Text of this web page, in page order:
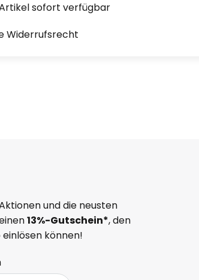
Artikel sofort verfügbar
Widerrufsrecht
und die neusten
13%-Gutschein*, den
können!